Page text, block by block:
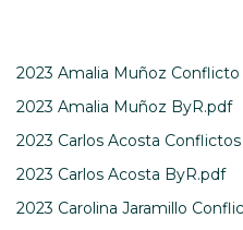
2023 Amalia Muñoz
2023 Amalia Muñoz ByR.pdf
2023 Carlos Acosta
2023 Carlos Acosta ByR.pdf
2023 Carolina Jaramillo